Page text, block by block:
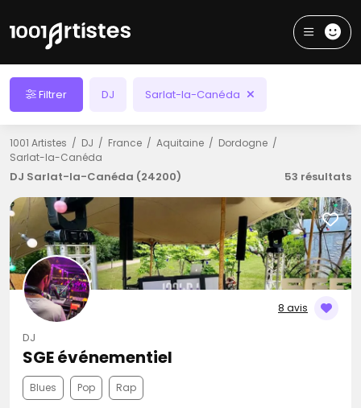
Filtrer DJ Sarlat-la-Canéda
1001 Artistes DJ France Aquitaine
Dordogne
Sarlat-la-Canéda
DJ Sarlat-la-Canéda (24200) 53 résultats
8 avis
DJ
SGE événementiel
Blues Pop Rap